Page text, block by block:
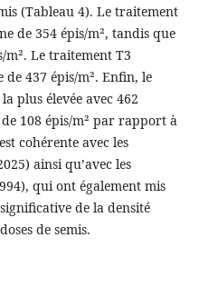
(Tableau 4). Le traitement
de 354 épis/m², tandis que
Le traitement T3
437 épis/m². Enfin, le
plus élevée avec 462
108 épis/m² par rapport à
cohérente avec les
ainsi qu’avec les
qui ont également mis
de la densité
de semis.